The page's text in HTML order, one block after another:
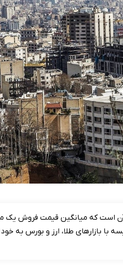
آن است که میانگین قیمت فروش یک
مقایسه با بازارهای طلا، ارز و بورس